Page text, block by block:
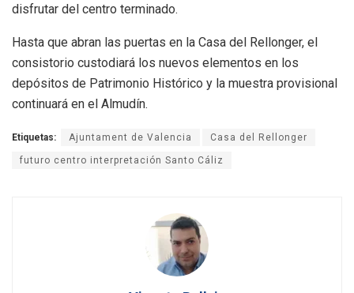
disfrutar del centro terminado.
Hasta que abran las puertas en la Casa del Rellonger, el
consistorio custodiará los nuevos elementos en los
depósitos de Patrimonio Histórico y la muestra provisional
continuará en el Almudín.
Etiquetas: Ajuntament de Valencia Casa del Rellonger
futuro centro interpretación Santo Cáliz